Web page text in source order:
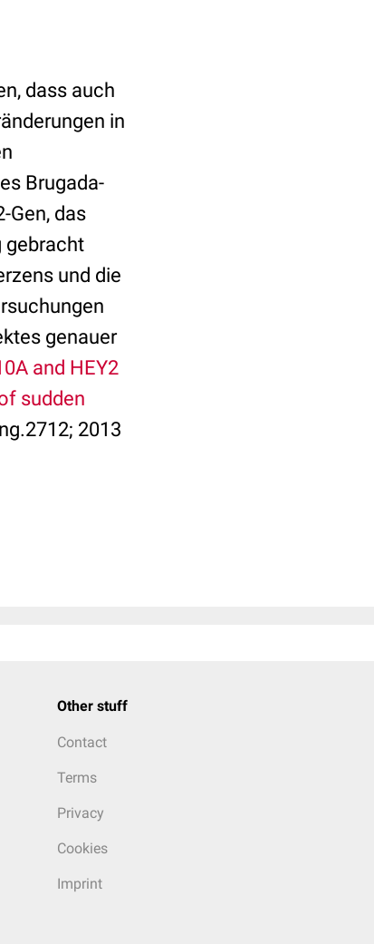
dass auch
in
Brugada-
Gen, das
gebracht
und die
genauer
and HEY2
sudden
2013
Other stuff
Contact
Terms
Privacy
Cookies
Imprint